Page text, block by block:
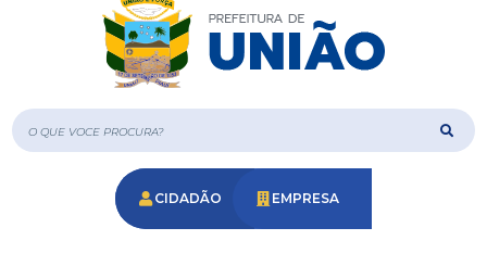
O que voce procura?
CIDADÃO EMPRESA